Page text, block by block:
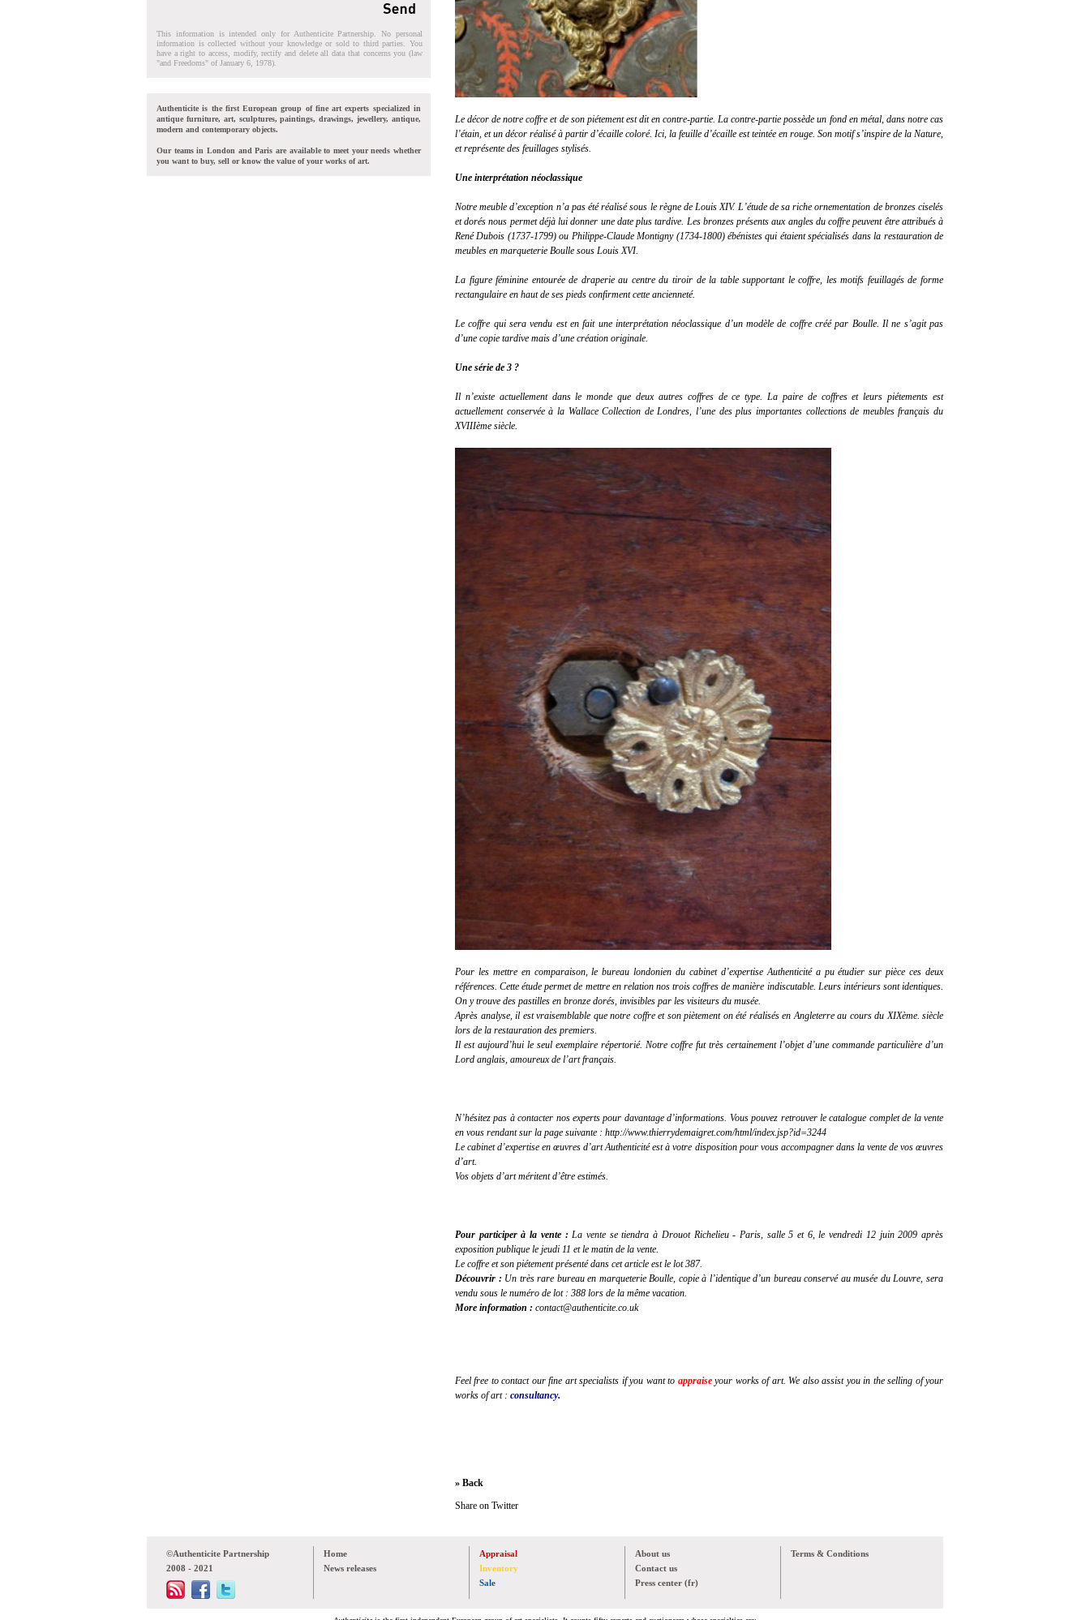
This information is intended only for Authenticite Partnership. No personal
information is collected without your knowledge or sold to third parties. You
have a right to access, modify, rectify and delete all data that concerns you (law
"and Freedoms" of January 6, 1978).
Authenticite is the first European group of fine art experts specialized in
antique furniture, art, sculptures, paintings, drawings, jewellery, antique,
modern and contemporary objects.
Our teams in London and Paris are available to meet your needs whether
you want to buy, sell or know the value of your works of art.
Le décor de notre coffre et de son piétement est dit en contre-partie. La contre-partie possède un fond en métal, dans notre cas
l’étain, et un décor réalisé à partir d’écaille coloré. Ici, la feuille d’écaille est teintée en rouge. Son motif s’inspire de la Nature,
et représente des feuillages stylisés.
Une interprétation néoclassique
Notre meuble d’exception n’a pas été réalisé sous le règne de Louis XIV. L’étude de sa riche ornementation de bronzes ciselés
et dorés nous permet déjà lui donner une date plus tardive. Les bronzes présents aux angles du coffre peuvent être attribués à
René Dubois (1737-1799) ou Philippe-Claude Montigny (1734-1800) ébénistes qui étaient spécialisés dans la restauration de
meubles en marqueterie Boulle sous Louis XVI.
La figure féminine entourée de draperie au centre du tiroir de la table supportant le coffre, les motifs feuillagés de forme
rectangulaire en haut de ses pieds confirment cette ancienneté.
Le coffre qui sera vendu est en fait une interprétation néoclassique d’un modèle de coffre créé par Boulle. Il ne s’agit pas
d’une copie tardive mais d’une création originale.
Une série de 3 ?
Il n’existe actuellement dans le monde que deux autres coffres de ce type. La paire de coffres et leurs piétements est
actuellement conservée à la Wallace Collection de Londres, l’une des plus importantes collections de meubles français du
XVIIIème siècle.
Pour les mettre en comparaison, le bureau londonien du cabinet d’expertiseAuthenticitéa pu étudier sur pièce ces deux
références. Cette étude permet de mettre en relation nos trois coffres de manière indiscutable. Leurs intérieurs sont identiques.
On y trouve des pastilles en bronze dorés, invisibles par les visiteurs du musée.
Après analyse, il est vraisemblable que notre coffre et son piètement on été réalisés en Angleterre au cours du XIXème. siècle
lors de la restauration des premiers.
Il est aujourd’hui le seul exemplaire répertorié. Notre coffre fut très certainement l’objet d’une commande particulière d’un
Lord anglais, amoureux de l’art français.
N’hésitez pas à contacter nos experts pour davantage d’informations. Vous pouvez retrouver le catalogue complet de la vente
en vous rendant sur la page suivante : http://www.thierrydemaigret.com/html/index.jsp?id=3244
Le cabinet d’expertise en œuvres d’artAuthenticitéest à votre disposition pour vous accompagner dans la vente de vos œuvres
d’art.
Vos objets d’art méritent d’être estimés.
Pour participer à la vente : La vente se tiendra à Drouot Richelieu - Paris, salle 5 et 6, le vendredi 12 juin 2009 après
exposition publique le jeudi 11 et le matin de la vente.
Le coffre et son piétement présenté dans cet article est le lot 387.
Découvrir : Un très rare bureau en marqueterie Boulle, copie à l’identique d’un bureau conservé au musée du Louvre, sera
vendu sous le numéro de lot : 388 lors de la même vacation.
More information : contact@authenticite.co.uk
Feel free to contact our fine art specialists if you want to appraise your works of art. We also assist you in the selling of your
works of art : consultancy.
» Back
Share on Twitter
©Authenticite Partnership
2008 - 2021
Home
News releases
Appraisal
Inventory
Sale
About us
Contact us
Press center (fr)
Terms & Conditions